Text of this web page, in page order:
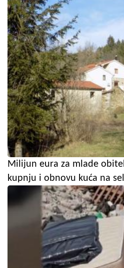
Milijun eura za mlade
kupnju i obnovu kuća na